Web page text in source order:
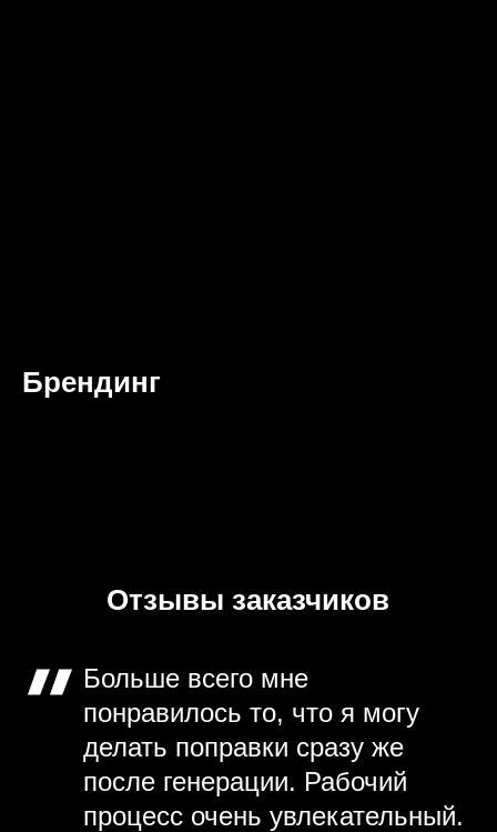
Брендинг
Отзывы заказчиков
Больше всего мне
понравилось то, что я могу
делать поправки сразу же
после генерации. Рабочий
процесс очень увлекательный.